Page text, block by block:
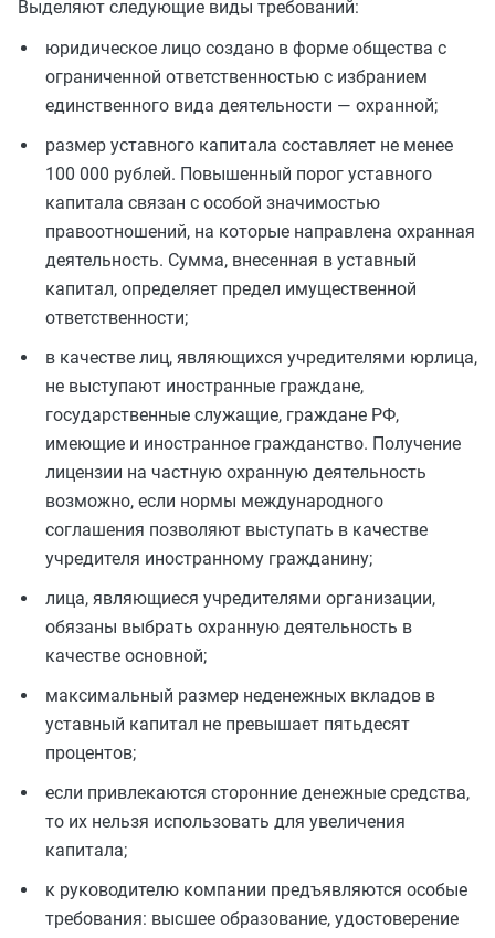
Выделяют следующие виды требований:
юридическое лицо создано в форме общества с
ограниченной ответственностью с избранием
единственного вида деятельности — охранной;
размер уставного капитала составляет не менее
100 000 рублей. Повышенный порог уставного
капитала связан с особой значимостью
правоотношений, на которые направлена охранная
деятельность. Сумма, внесенная в уставный
капитал, определяет предел имущественной
ответственности;
в качестве лиц, являющихся учредителями юрлица,
не выступают иностранные граждане,
государственные служащие, граждане РФ,
имеющие и иностранное гражданство. Получение
лицензии на частную охранную деятельность
возможно, если нормы международного
соглашения позволяют выступать в качестве
учредителя иностранному гражданину;
лица, являющиеся учредителями организации,
обязаны выбрать охранную деятельность в
качестве основной;
максимальный размер неденежных вкладов в
уставный капитал не превышает пятьдесят
процентов;
если привлекаются сторонние денежные средства,
то их нельзя использовать для увеличения
капитала;
к руководителю компании предъявляются особые
требования: высшее образование, удостоверение